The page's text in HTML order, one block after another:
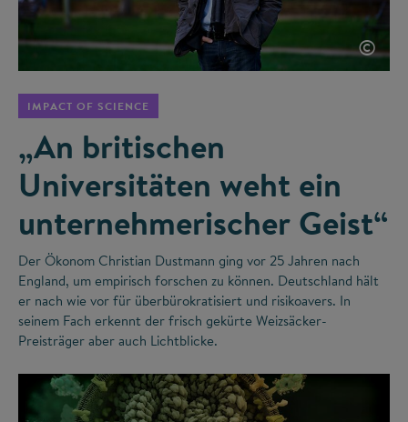
©
IMPACT OF SCIENCE
„An britischen
Universitäten weht ein
unternehmerischer Geist“
Der Ökonom Christian Dustmann ging vor 25 Jahren nach
England, um empirisch forschen zu können. Deutschland hält
er nach wie vor für überbürokratisiert und risikoavers. In
seinem Fach erkennt der frisch gekürte Weizsäcker-
Preisträger aber auch Lichtblicke.